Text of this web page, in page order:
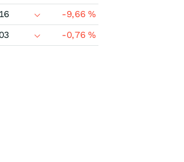
-9,66%
-0,76%